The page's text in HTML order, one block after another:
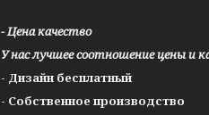
- Цена качество
У нас лучшее соотношение цены и
- Дизайн бесплатный
- Собственное производство